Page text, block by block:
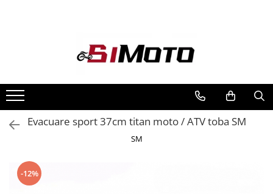
MOTOCICLETE & ATV
ECHIPAMENTE
Echipament Strada
Casti
Camasi
Geci
Manusi
Evacuare sport 37cm titan moto / ATV toba SM
SM
-12%